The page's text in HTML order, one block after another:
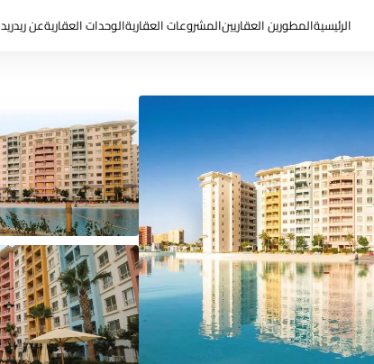
الرئيسيةالمطورين العقاريينالمشروعات العقاريةالوحدات العقاريةعن ريدريد